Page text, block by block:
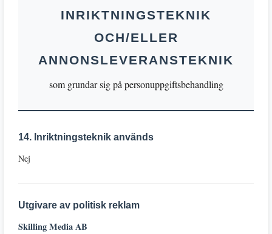
INRIKTNINGSTEKNIK
OCH/ELLER
ANNONSLEVERANSTEKNIK
som grundar sig på personuppgiftsbehandling
14. Inriktningsteknik används
Nej
Utgivare av politisk reklam
Skilling Media AB